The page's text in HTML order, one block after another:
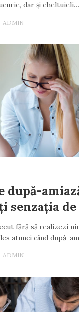
dar și cheltuieli…
ADMIN
după-
senzația
fără să realizezi
atunci când după-
ADMIN